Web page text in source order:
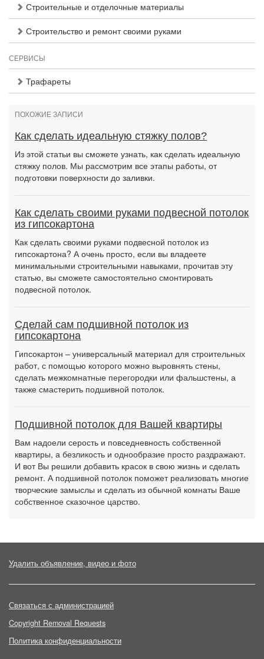
Строительные и отделочные материалы
Строительство и ремонт своими руками
СЕРВИСЫ
Трафареты
ПОХОЖИЕ ЗАПИСИ
Как сделать идеальную стяжку полов?
Из этой статьи вы сможете узнать, как сделать идеальную
стяжку полов. Мы рассмотрим все этапы работы, от
подготовки поверхности до заливки.
Как сделать своими руками подвесной потолок
из гипсокартона
Как сделать своими руками подвесной потолок из
гипсокартона? А очень просто, если вы владеете
минимальными строительными навыками, прочитав эту
статью, вы сможете самостоятельно смонтировать
подвесной потолок.
Сделай сам подшивной потолок из
гипсокартона
Гипсокартон – универсальный материал для строительных
работ, с помощью которого можно выровнять стены,
сделать межкомнатные перегородки или фальшстены, а
также смастерить подшивной потолок.
Подшивной потолок для Вашей квартиры
Вам надоели серость и повседневность собственной
квартиры, а безликость и однообразие просто раздражают.
И вот Вы решили добавить красок в свою жизнь и сделать
ремонт. А подшивной потолок поможет реализовать многие
творческие замыслы и сделать из обычной комнаты Ваше
собственное сказочное царство.
Удалить объявление, видео и фото
Связаться с администрацией
Copyright Removal Requests
Политика конфиденциальности